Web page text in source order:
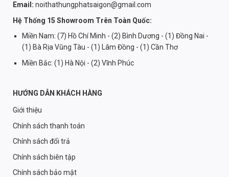
Email: noithathungphatsaigon@gmail.com
Hệ Thống 15 Showroom Trên Toàn Quốc:
Miền Nam: (7) Hồ Chí Minh - (2) Bình Dương - (1) Đồng Nai -
(1) Bà Rịa Vũng Tàu - (1) Lâm Đồng - (1) Cần Thơ
Miền Bắc: (1) Hà Nội - (2) Vĩnh Phúc
HƯỚNG DẪN KHÁCH HÀNG
Giới thiệu
Chính sách thanh toán
Chính sách đổi trả
Chính sách biên tập
Chính sách bảo mật